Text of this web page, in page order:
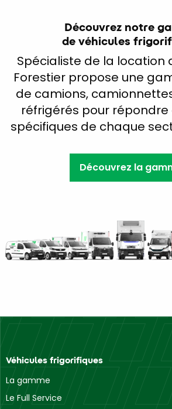
Découvrez notre
de véhicules
Spécialiste de la location
Forestier propose une
de camions,
réfrigérés pour répondre
spécifiques de chaque
Découvrez la
Véhicules frigorifiques
La gamme
Le Full Service